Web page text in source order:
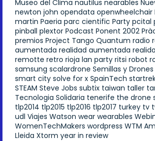
Museo del Clima nautilus nearables
newton john opendata openwheelchair
martin Paeria parc cientific Party pcital
pinball plextor Podcast Ponent 2002
premios Project Tango Quantum radio
aumentada realidad aumentada
remotte retro rioja lan party ritsi robot
samsung scalardrone Semillas y Drones
smart city solve for x SpainTech
STEAM Steve Jobs subtix taiwan taller
Tecnologia Solidaria tenerife the drone
tlp2014 tlp2015 tlp2016 tlp2017 turkey tv
udl Viajes Watson wear wearables
WomenTechMakers wordpress WTM
Lleida Xtorm year in review